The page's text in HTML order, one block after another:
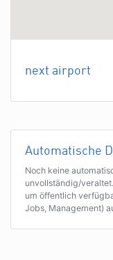
next airport
Automatische
Noch keine
unvollständig/
um öffentlich
Jobs, Management)